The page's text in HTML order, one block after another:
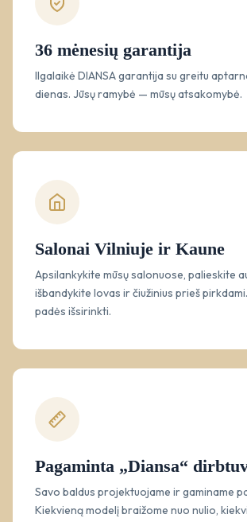
36 mėnesių garantija
Ilgalaikė DIANSA garantija su greitu
dienas. Jūsų ramybė — mūsų atsakomybė.
Salonai Vilniuje ir Kaune
Apsilankykite mūsų salonuose, palieskite
išbandykite lovas ir čiužinius prieš
padės išsirinkti.
Pagaminta „Diansa“
Savo baldus projektuojame ir gaminame
Kiekvieną modelį braižome nuo nulio,